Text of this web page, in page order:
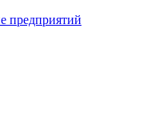
предприятий